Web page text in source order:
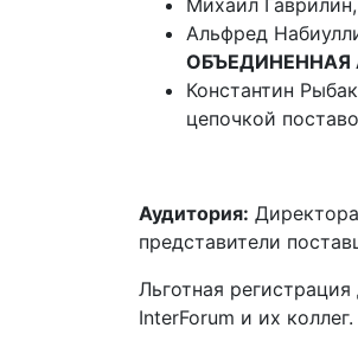
Михаил
Альфред
ОБЪЕДИНЕННАЯ
Константин
цепочкой
Аудитория:
представители
Льготная
InterForum и их коллег.